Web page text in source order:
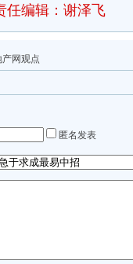
任编辑：谢泽飞
网观点
匿名发表